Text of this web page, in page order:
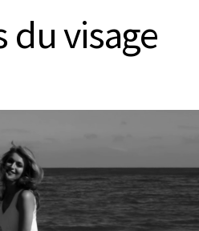
du visage